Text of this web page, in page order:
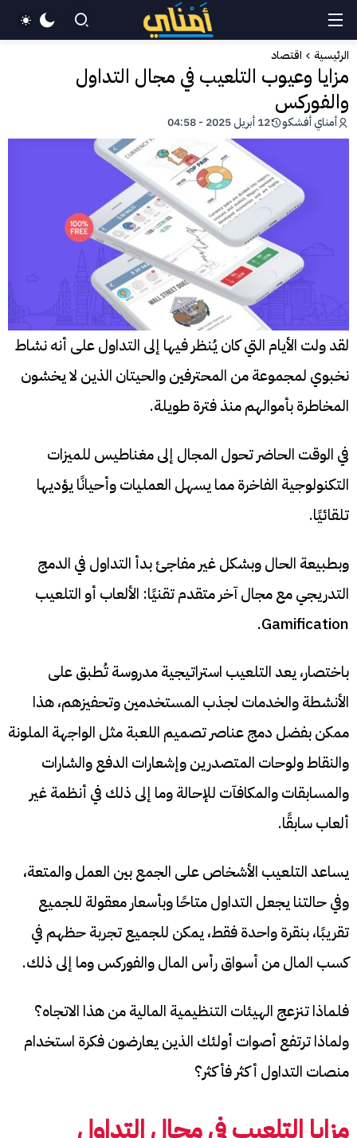
الرئيسية اقتصاد
مزايا وعيوب التلعيب في مجال التداول
والفوركس
أمناي أفشكو 12 أبريل 2025 - 04:58
لقد ولت الأيام التي كان يُنظر فيها إلى التداول على أنه نشاط
نخبوي لمجموعة من المحترفين والحيتان الذين لا يخشون
المخاطرة بأموالهم منذ فترة طويلة.
في الوقت الحاضر تحول المجال إلى مغناطيس للميزات
التكنولوجية الفاخرة مما يسهل العمليات وأحيانًا يؤديها
تلقائيًا.
وبطبيعة الحال وبشكل غير مفاجئ بدأ التداول في الدمج
التدريجي مع مجال آخر متقدم تقنيًا: الألعاب أو التلعيب
Gamification.
باختصار، يعد التلعيب استراتيجية مدروسة تُطبق على
الأنشطة والخدمات لجذب المستخدمين وتحفيزهم، هذا
ممكن بفضل دمج عناصر تصميم اللعبة مثل الواجهة الملونة
والنقاط ولوحات المتصدرين وإشعارات الدفع والشارات
والمسابقات والمكافآت للإحالة وما إلى ذلك في أنظمة غير
ألعاب سابقًا.
يساعد التلعيب الأشخاص على الجمع بين العمل والمتعة،
وفي حالتنا يجعل التداول متاحًا وبأسعار معقولة للجميع
تقريبًا، بنقرة واحدة فقط، يمكن للجميع تجربة حظهم في
كسب المال من أسواق رأس المال والفوركس وما إلى ذلك.
فلماذا تنزعج الهيئات التنظيمية المالية من هذا الاتجاه؟
ولماذا ترتفع أصوات أولئك الذين يعارضون فكرة استخدام
منصات التداول أكثر فأكثر؟
مزايا التلعيب في مجال التداول